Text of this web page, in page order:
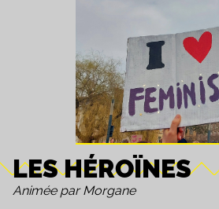
LES HÉROÏNES
Animée par Morgane